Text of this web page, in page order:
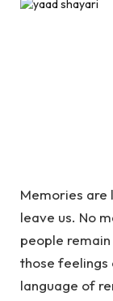
Memories are
leave us. No
people
those feelings
language of